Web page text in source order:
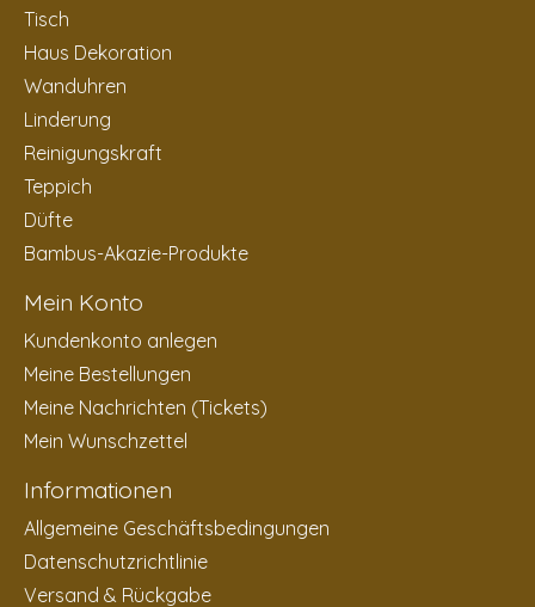
Tisch
Haus Dekoration
Wanduhren
Linderung
Reinigungskraft
Teppich
Düfte
Bambus-Akazie-Produkte
Mein Konto
Kundenkonto anlegen
Meine Bestellungen
Meine Nachrichten (Tickets)
Mein Wunschzettel
Informationen
Allgemeine Geschäftsbedingungen
Datenschutzrichtlinie
Versand & Rückgabe